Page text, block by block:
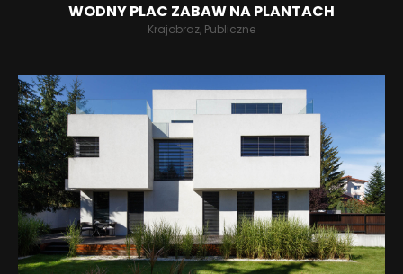
WODNY PLAC ZABAW NA PLANTACH
Krajobraz, Publiczne